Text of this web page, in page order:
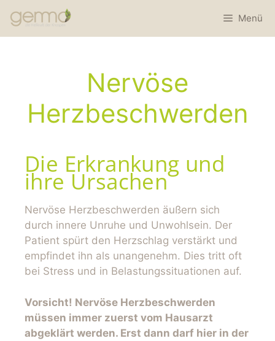
Menü
Nervöse
Herzbeschwerden
Die Erkrankung und
ihre Ursachen
Nervöse Herzbeschwerden äußern sich
durch innere Unruhe und Unwohlsein. Der
Patient spürt den Herzschlag verstärkt und
empfindet ihn als unangenehm. Dies tritt oft
bei Stress und in Belastungssituationen auf.
Vorsicht! Nervöse Herzbeschwerden
müssen immer zuerst vom Hausarzt
abgeklärt werden. Erst dann darf hier in der